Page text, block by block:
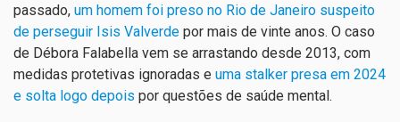
passado, um homem foi preso no Rio de Janeiro suspeito
de perseguir Isis Valverde por mais de vinte anos. O caso
de Débora Falabella vem se arrastando desde 2013, com
medidas protetivas ignoradas e uma stalker presa em 2024
e solta logo depois por questões de saúde mental.